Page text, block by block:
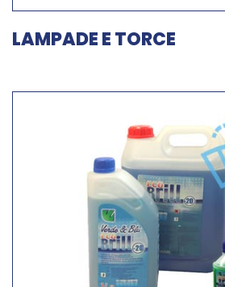
LAMPADE E TORCE